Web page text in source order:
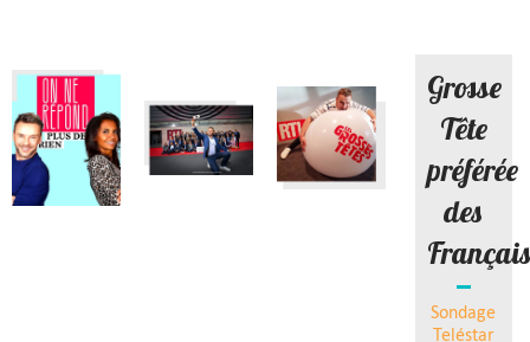
Grosse
Tête
préférée
des
Français
Sondage
Teléstar